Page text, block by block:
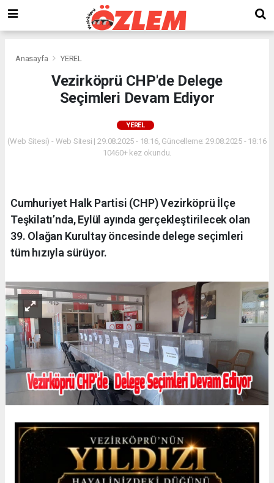
Anasayfa YEREL
Vezirköprü CHP'de Delege
Seçimleri Devam Ediyor
YEREL
(Web Sitesi) - Web Sitesi | 29.08.2025 - 18:16, Güncelleme: 29.08.2025 - 18:16
10460+ kez okundu.
Cumhuriyet Halk Partisi (CHP) Vezirköprü İlçe
Teşkilatı’nda, Eylül ayında gerçekleştirilecek olan
39. Olağan Kurultay öncesinde delege seçimleri
tüm hızıyla sürüyor.